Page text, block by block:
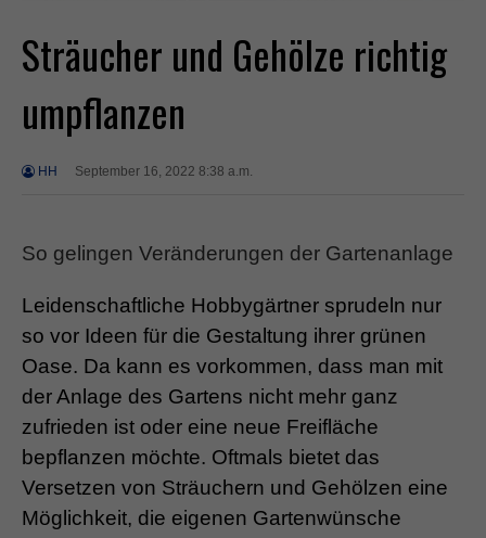
Sträucher und Gehölze richtig
umpflanzen
HH September 16, 2022 8:38 a.m.
So gelingen Veränderungen der Gartenanlage
Leidenschaftliche Hobbygärtner sprudeln nur
so vor Ideen für die Gestaltung ihrer grünen
Oase. Da kann es vorkommen, dass man mit
der Anlage des Gartens nicht mehr ganz
zufrieden ist oder eine neue Freifläche
bepflanzen möchte. Oftmals bietet das
Versetzen von Sträuchern und Gehölzen eine
Möglichkeit, die eigenen Gartenwünsche